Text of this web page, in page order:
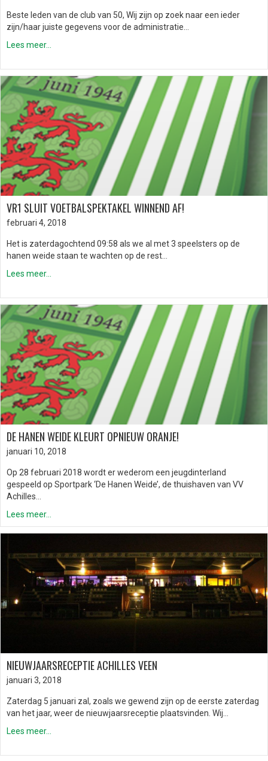
Beste leden van de club van 50, Wij zijn op zoek naar een ieder
zijn/haar juiste gegevens voor de administratie…
Lees meer...
VR1 SLUIT VOETBALSPEKTAKEL WINNEND AF!
februari 4, 2018
Het is zaterdagochtend 09:58 als we al met 3 speelsters op de
hanen weide staan te wachten op de rest…
Lees meer...
DE HANEN WEIDE KLEURT OPNIEUW ORANJE!
januari 10, 2018
Op 28 februari 2018 wordt er wederom een jeugdinterland
gespeeld op Sportpark ‘De Hanen Weide’, de thuishaven van VV
Achilles…
Lees meer...
NIEUWJAARSRECEPTIE ACHILLES VEEN
januari 3, 2018
Zaterdag 5 januari zal, zoals we gewend zijn op de eerste zaterdag
van het jaar, weer de nieuwjaarsreceptie plaatsvinden. Wij…
Lees meer...